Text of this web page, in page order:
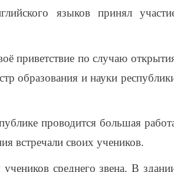
языков принял
приветствие по случаю
образования и науки
проводится большая
встречали своих учеников.
среднего звена. В